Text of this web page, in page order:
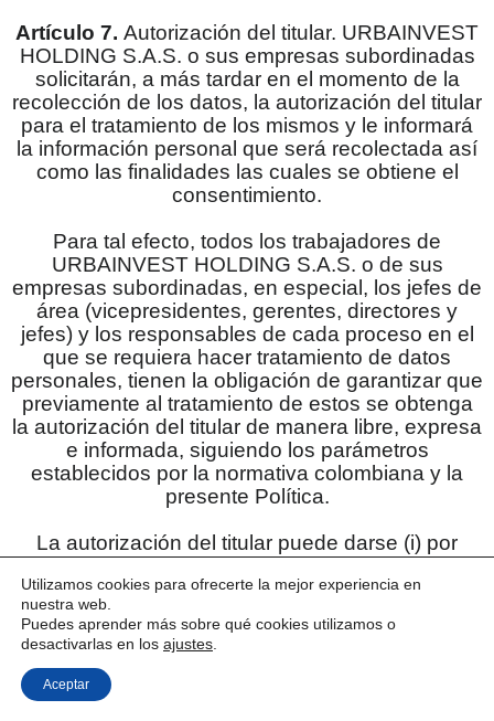
Artículo 7. Autorización del titular. URBAINVEST
HOLDING S.A.S. o sus empresas subordinadas
solicitarán, a más tardar en el momento de la
recolección de los datos, la autorización del titular
para el tratamiento de los mismos y le informará
la información personal que será recolectada así
como las finalidades las cuales se obtiene el
consentimiento.
Para tal efecto, todos los trabajadores de
URBAINVEST HOLDING S.A.S. o de sus
empresas subordinadas, en especial, los jefes de
área (vicepresidentes, gerentes, directores y
jefes) y los responsables de cada proceso en el
que se requiera hacer tratamiento de datos
personales, tienen la obligación de garantizar que
previamente al tratamiento de estos se obtenga
la autorización del titular de manera libre, expresa
e informada, siguiendo los parámetros
establecidos por la normativa colombiana y la
presente Política.
La autorización del titular puede darse (i) por
conductas inequívocas que permitan concluir de
forma razonable que se otorgó la autorización,
garantizando en todo caso que esta sea
susceptible de posterior consulta. En ningún caso
el silencio podrá asimilarse a una conducta
Utilizamos cookies para ofrecerte la mejor experiencia en
nuestra web.
Puedes aprender más sobre qué cookies utilizamos o
desactivarlas en los ajustes
Aceptar